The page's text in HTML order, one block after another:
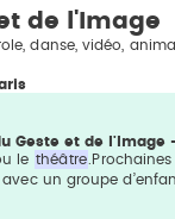
de l'Image
danse, vidéo,
Geste et de
le théâtre
un groupe